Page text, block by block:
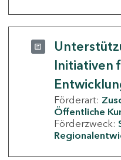
Initiativen
Förderart:
Öffentliche
Förderzweck: